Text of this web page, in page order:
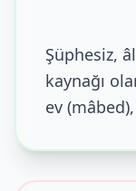
Şüphesiz,
kaynağı
ev